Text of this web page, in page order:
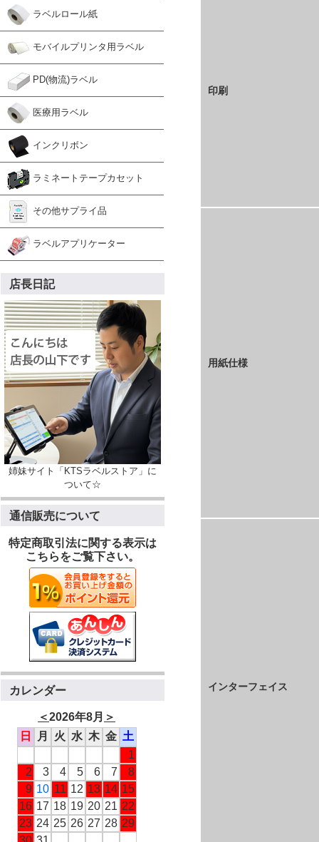
ラベルロール紙
モバイルプリンタ用ラベル
PD(物流)ラベル
医療用ラベル
インクリボン
ラミネートテープカセット
その他サプライ品
ラベルアプリケーター
店長日記
姉妹サイト「KTSラベルストア」に
ついて☆
通信販売について
特定商取引法に関する表示は
こちらをご覧下さい。
カレンダー
＜2026年8月 ＞
日
月 火 水 木 金 土
1
2
3 4 5 6 7
8
9 10 11 12 13 14 15
16 17 18 19 20 21 22
23 24 25 26 27 28 29
印刷
用紙仕様
インターフェイス